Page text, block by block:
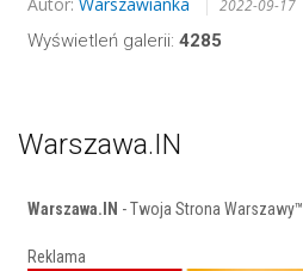
2022-09-17
Wyświetleń galerii: 4285
Warszawa.IN
Warszawa.IN - Twoja Strona Warszawy™
Reklama